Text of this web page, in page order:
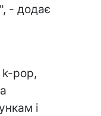
- додає
k-pop,
і